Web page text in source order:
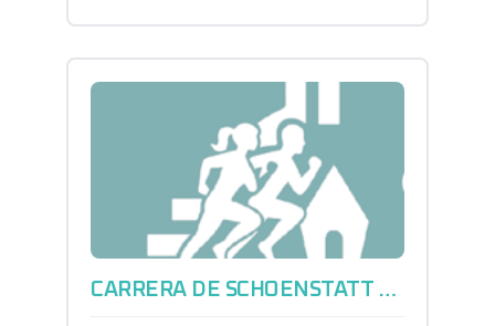
CARRERA DE SCHOENSTATT QUERÉTARO 2026